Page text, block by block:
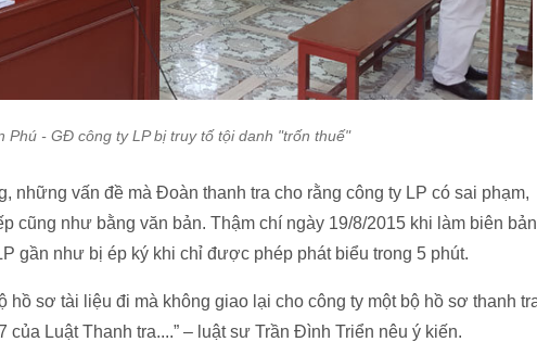
Phú - GĐ công ty LP bị truy tố tội danh "trốn thuế"
những vấn đề mà Đoàn thanh tra cho rằng công ty LP có sai phạm,
cũng như bằng văn bản. Thậm chí ngày 19/8/2015 khi làm biên bản
gần như bị ép ký khi chỉ được phép phát biểu trong 5 phút.
hồ sơ tài liệu đi mà không giao lại cho công ty một bộ hồ sơ thanh
Luật Thanh tra....” – luật sư Trần Đình Triển nêu ý kiến.